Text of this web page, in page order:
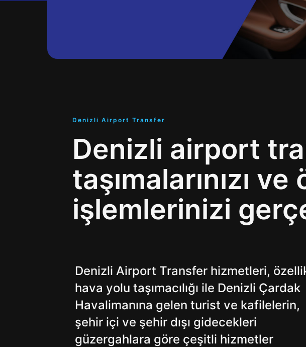
Denizli Airport Transfer
Denizli airport
taşımalarınızı
işlemlerinizi
Denizli Airport Transfer hizmetleri,
hava yolu taşımacılığı ile Denizli Çardak
Havalimanına gelen turist ve kafilelerin,
şehir içi ve şehir dışı gidecekleri
güzergahlara göre çeşitli hizmetler